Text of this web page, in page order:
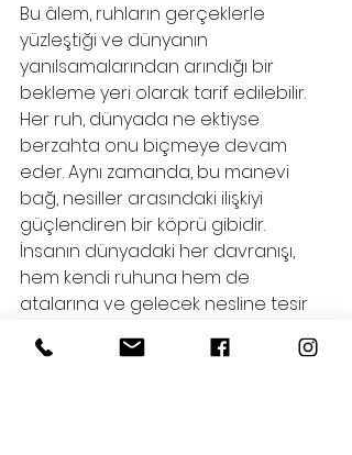
Bu âlem, ruhların gerçeklerle
yüzleştiği ve dünyanın
yanılsamalarından arındığı bir
bekleme yeri olarak tarif edilebilir.
Her ruh, dünyada ne ektiyse
berzahta onu biçmeye devam
eder. Aynı zamanda, bu manevi
bağ, nesiller arasındaki ilişkiyi
güçlendiren bir köprü gibidir.
İnsanın dünyadaki her davranışı,
hem kendi ruhuna hem de
atalarına ve gelecek nesline tesir